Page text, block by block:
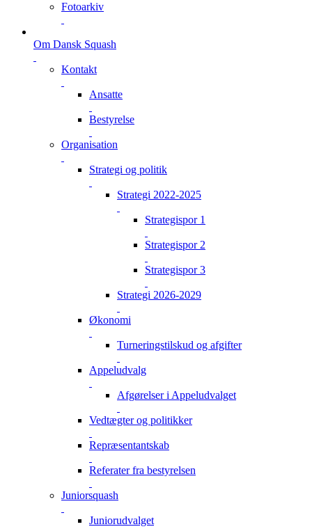
Fotoarkiv
Om Dansk Squash
Kontakt
Ansatte
Bestyrelse
Organisation
Strategi og politik
Strategi 2022-2025
Strategispor 1
Strategispor 2
Strategispor 3
Strategi 2026-2029
Økonomi
Turneringstilskud og afgifter
Appeludvalg
Afgørelser i Appeludvalget
Vedtægter og politikker
Repræsentantskab
Referater fra bestyrelsen
Juniorsquash
Juniorudvalget